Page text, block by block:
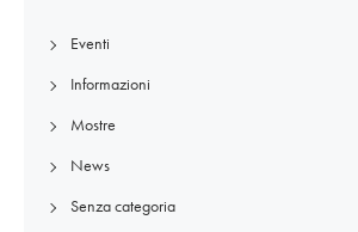
Eventi
Informazioni
Mostre
News
Senza categoria